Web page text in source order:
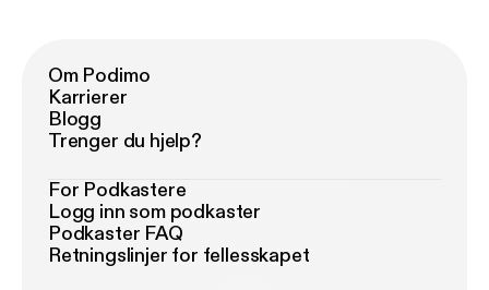
Om Podimo
Karrierer
Blogg
Trenger du hjelp?
For Podkastere
Logg inn som podkaster
Podkaster FAQ
Retningslinjer for fellesskapet